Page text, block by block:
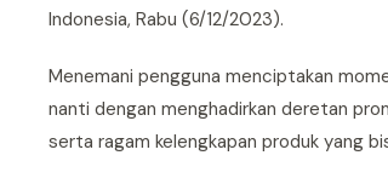
Indonesia, Rabu (6/12/2023).
Menemani pengguna menciptakan
nanti dengan menghadirkan deretan
serta ragam kelengkapan produk yang